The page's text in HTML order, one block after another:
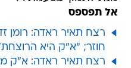
אל תפספס
רצח תאיר ראדה: רומן
חוזר; "א"ק היא
רצח תאיר ראדה: א"ק